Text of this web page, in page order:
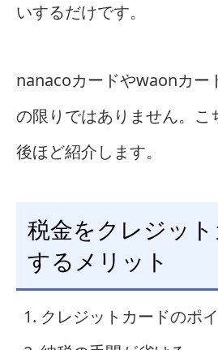
いするだけです。
nanacoカードやwaonカー
の限りではありません。こ
後ほど紹介します。
税金をクレジッ
するメリット
クレジットカードのポ